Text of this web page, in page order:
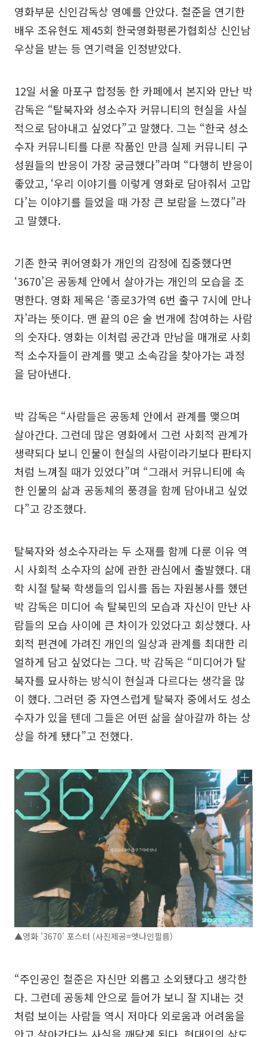
영화부문 신인감독상 영예를 안았다. 철준을 연기한
배우 조유현도 제45회 한국영화평론가협회상 신인남
우상을 받는 등 연기력을 인정받았다.
12일 서울 마포구 합정동 한 카페에서 본지와 만난 박
감독은 “탈북자와 성소수자 커뮤니티의 현실을 사실
적으로 담아내고 싶었다”고 말했다. 그는 “한국 성소
수자 커뮤니티를 다룬 작품인 만큼 실제 커뮤니티 구
성원들의 반응이 가장 궁금했다”라며 “다행히 반응이
좋았고, ‘우리 이야기를 이렇게 영화로 담아줘서 고맙
다’는 이야기를 들었을 때 가장 큰 보람을 느꼈다”라
고 말했다.
기존 한국 퀴어영화가 개인의 감정에 집중했다면
‘3670’은 공동체 안에서 살아가는 개인의 모습을 조
명한다. 영화 제목은 ‘종로3가역 6번 출구 7시에 만나
자’라는 뜻이다. 맨 끝의 0은 술 번개에 참여하는 사람
의 숫자다. 영화는 이처럼 공간과 만남을 매개로 사회
적 소수자들이 관계를 맺고 소속감을 찾아가는 과정
을 담아낸다.
박 감독은 “사람들은 공동체 안에서 관계를 맺으며
살아간다. 그런데 많은 영화에서 그런 사회적 관계가
생략되다 보니 인물이 현실의 사람이라기보다 판타지
처럼 느껴질 때가 있었다”며 “그래서 커뮤니티에 속
한 인물의 삶과 공동체의 풍경을 함께 담아내고 싶었
다”고 강조했다.
탈북자와 성소수자라는 두 소재를 함께 다룬 이유 역
시 사회적 소수자의 삶에 관한 관심에서 출발했다. 대
학 시절 탈북 학생들의 입시를 돕는 자원봉사를 했던
박 감독은 미디어 속 탈북민의 모습과 자신이 만난 사
람들의 모습 사이에 큰 차이가 있었다고 회상했다. 사
회적 편견에 가려진 개인의 일상과 관계를 최대한 리
얼하게 담고 싶었다는 그다. 박 감독은 “미디어가 탈
북자를 묘사하는 방식이 현실과 다르다는 생각을 많
이 했다. 그러던 중 자연스럽게 탈북자 중에서도 성소
수자가 있을 텐데 그들은 어떤 삶을 살아갈까 하는 상
상을 하게 됐다”고 전했다.
▲영화 '3670' 포스터 (사진제공=엣나인필름)
“주인공인 철준은 자신만 외롭고 소외됐다고 생각한
다. 그런데 공동체 안으로 들어가 보니 잘 지내는 것
처럼 보이는 사람들 역시 저마다 외로움과 어려움을